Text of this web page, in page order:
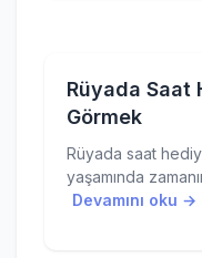
Rüyada Saat
Görmek
Rüyada saat
yaşamında
Devamını oku →